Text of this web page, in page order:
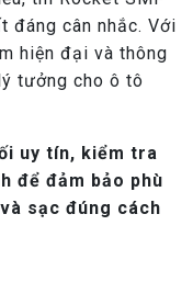
đáng cân nhắc. Với
hiện đại và thông
tưởng cho ô tô
uy tín, kiểm tra
để đảm bảo phù
sạc đúng cách